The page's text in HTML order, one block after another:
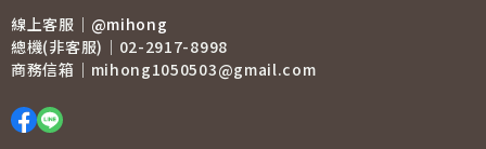
線上客服｜ @mihong
總機(非客服)｜02-2917-8998
商務信箱｜mihong1050503@gmail.com